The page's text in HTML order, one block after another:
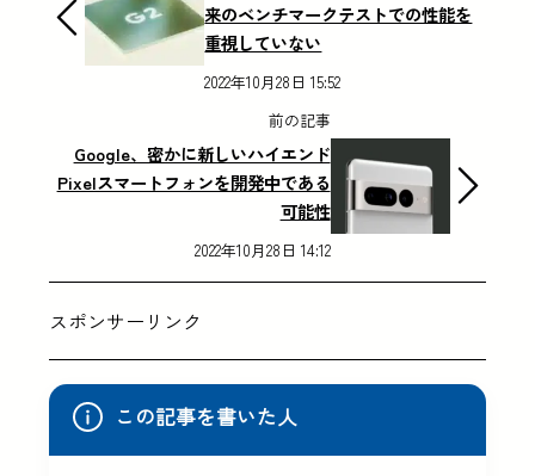
来のベンチマークテストでの性能を
重視していない
2022年10月28日 15:52
前の記事
Google、密かに新しいハイエンド
Pixelスマートフォンを開発中である
可能性
2022年10月28日 14:12
スポンサーリンク
この記事を書いた人